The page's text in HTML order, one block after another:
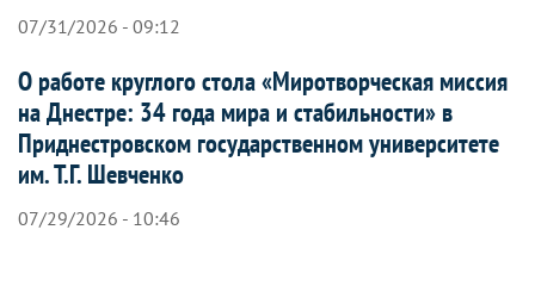
07/31/2026 - 09:12
О работе круглого стола «Миротворческая миссия
на Днестре: 34 года мира и стабильности» в
Приднестровском государственном университете
им. Т.Г. Шевченко
07/29/2026 - 10:46